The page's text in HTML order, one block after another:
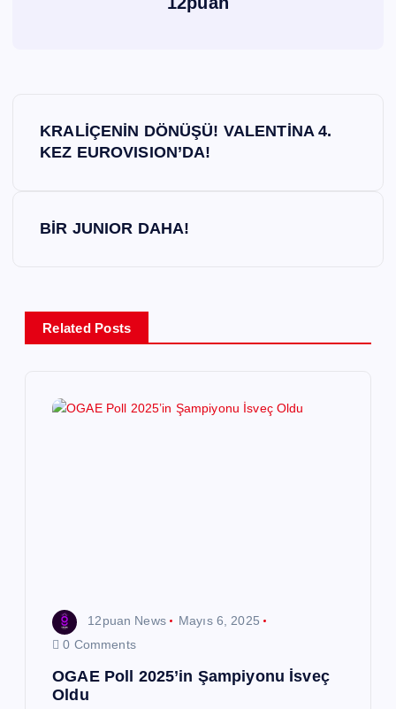
KRALİÇENİN DÖNÜŞÜ! VALENTİNA 4.
KEZ EUROVISION’DA!
BİR JUNIOR DAHA!
Related Posts
12puan News
Mayıs 6, 2025
0 Comments
OGAE Poll 2025’in Şampiyonu İsveç
Oldu